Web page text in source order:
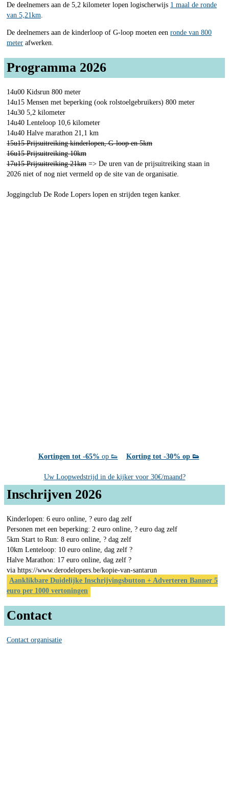
De deelnemers aan de 5,2 kilometer lopen logischerwijs 1 maal de ronde
van 5,21km
De deelnemers aan de kinderloop of G-loop moeten een ronde van 800
meter afwerken.
Programma 2026
14u00 Kidsrun 800 meter
14u15 Mensen met beperking (ook rolstoelgebruikers) 800 meter
14u30 5,2 kilometer
14u40 Lenteloop 10,6 kilometer
14u40 Halve marathon 21,1 km
15u15 Prijsuitreiking kinderlopen, G-loop en 5km
16u15 Prijsuitreiking 10km
17u15 Prijsuitreiking 21km => De uren van de prijsuitreiking staan in
2026 niet of nog niet vermeld op de site van de organisatie.
Joggingclub De Rode Lopers lopen en strijden tegen kanker.
Kortingen tot -65% op 👟 Korting tot -30% op 👟
Uw Loopwedstrijd in de kijker voor 30€/maand?
Inschrijven 2026
Kinderlopen: 6 euro online, ? euro dag zelf
Personen met een beperking: 2 euro online, ? euro dag zelf
5km Start to Run: 8 euro online, ? dag zelf
10km Lenteloop: 10 euro online, dag zelf ?
Halve Marathon: 17 euro online, dag zelf ?
via https://www.derodelopers.be/kopie-van-santarun
Aanklikbare Duidelijke Inschrijvingsbutton + Adverteren Banner 5
euro per 1000 vertoningen
Contact
Contact organisatie